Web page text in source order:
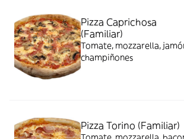
Pizza Caprichosa
(Familiar)
Tomate, mozzarella,
champiñones
Pizza Torino (Familiar)